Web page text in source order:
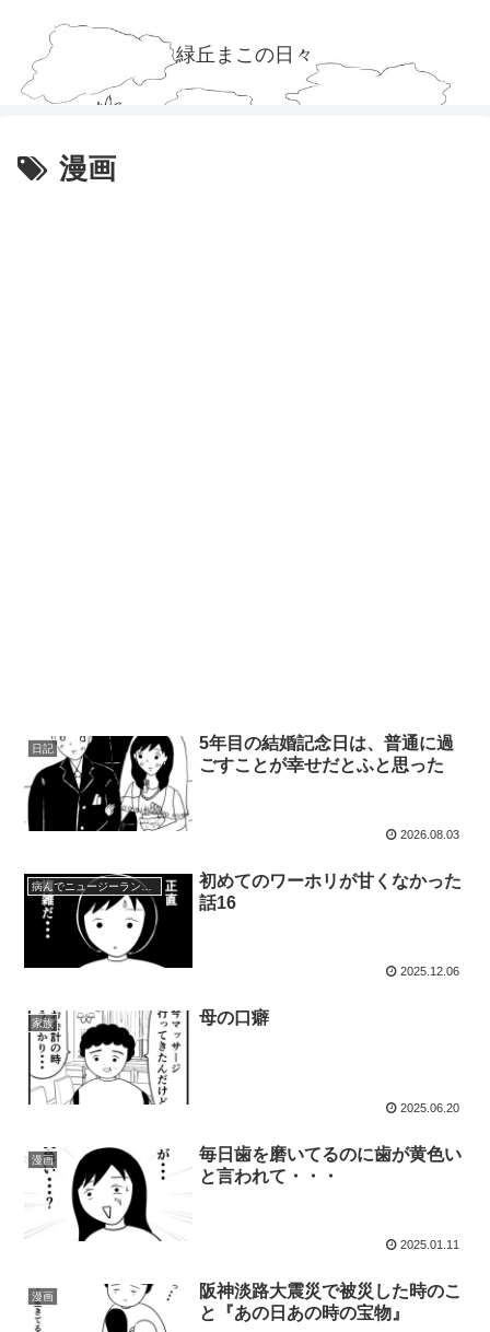
緑丘まこの日々
漫画
日記
5年目の結婚記念日は、普通に過
ごすことが幸せだとふと思った
2026.08.03
病んでニュージーランドの牧場に行った話
初めてのワーホリが甘くなかった
話16
2025.12.06
家族 母の口癖
2025.06.20
漫画
毎日歯を磨いてるのに歯が黄色い
と言われて・・・
2025.01.11
漫画
阪神淡路大震災で被災した時のこ
と『あの日あの時の宝物』